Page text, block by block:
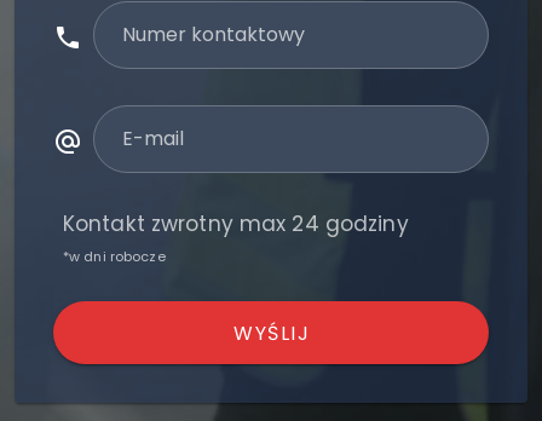
Numer kontaktowy
E-mail
Kontakt zwrotny max 24 godziny
*w dni robocze
WYŚLIJ